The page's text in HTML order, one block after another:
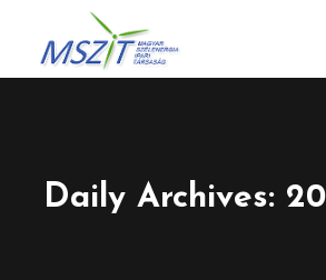
Daily Archives: